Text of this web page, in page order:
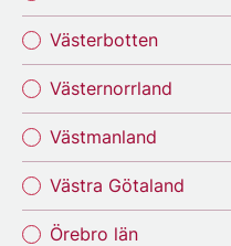
Västerbotten
Västernorrland
Västmanland
Västra Götaland
Örebro län